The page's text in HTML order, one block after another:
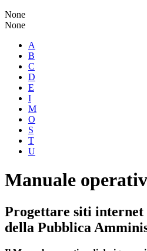
None
None
A
B
C
D
E
I
M
O
S
T
U
Manuale
Progettare siti
della Pubblica